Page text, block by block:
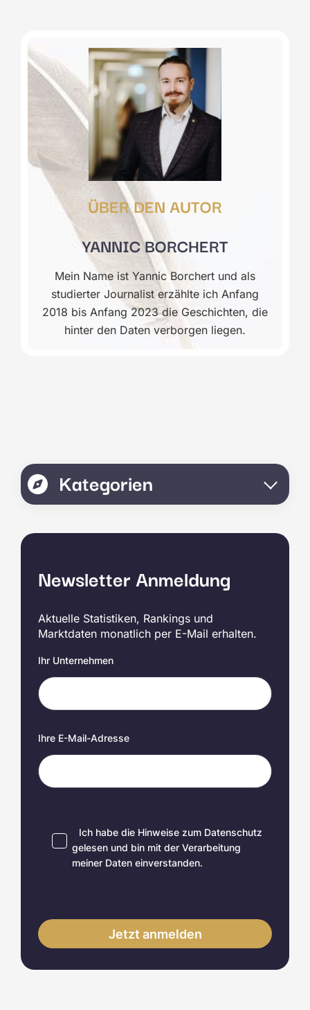
ÜBER DEN AUTOR
YANNIC BORCHERT
Mein Name ist Yannic Borchert und als
studierter Journalist erzählte ich Anfang
2018 bis Anfang 2023 die Geschichten, die
hinter den Daten verborgen liegen.
Kategorien
Newsletter Anmeldung
Aktuelle Statistiken, Rankings und
Marktdaten monatlich per E-Mail erhalten.
Ihr Unternehmen
Ihre E-Mail-Adresse
Ich habe die Hinweise zum Datenschutz
gelesen und bin mit der Verarbeitung
meiner Daten einverstanden.